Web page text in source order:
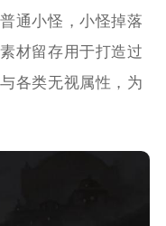
通小怪，小怪掉落
材留存用于打造过
各类无视属性，为